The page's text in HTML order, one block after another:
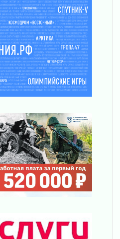
пространства
сможет
от региона
области
в корзинку пока не
Ленобласти
на 40% за год
честь дня рождения
детей и взрослых